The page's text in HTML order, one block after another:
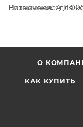
Витаминов: A 11
Назначение: для
О
КАК КУПИТЬ